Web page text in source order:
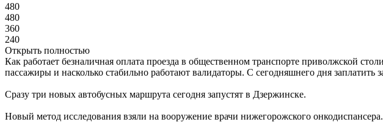
480
480
360
240
Открыть полностью
Как работает безналичная оплата проезда в общественном транспорте приволжской
пассажиры и насколько стабильно работают валидаторы. С сегодняшнего дня заплатить
Сразу три новых автобусных маршрута сегодня запустят в Дзержинске.
Новый метод исследования взяли на вооружение врачи нижегорожского онкодиспансера.